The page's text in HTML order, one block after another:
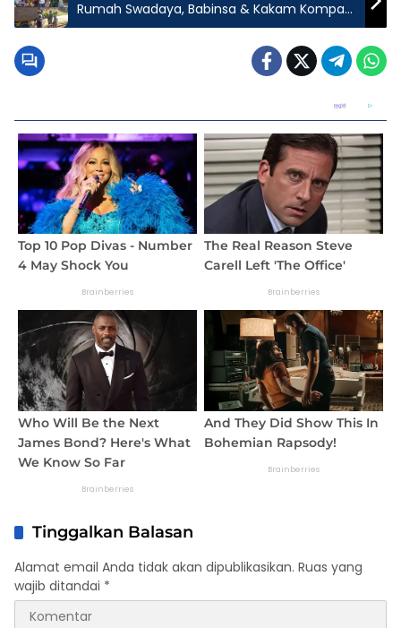
Rumah Swadaya, Babinsa & Kakam Kompak
Turun Langsung
Tinggalkan Balasan
Alamat email Anda tidak akan dipublikasikan. Ruas yang
wajib ditandai *